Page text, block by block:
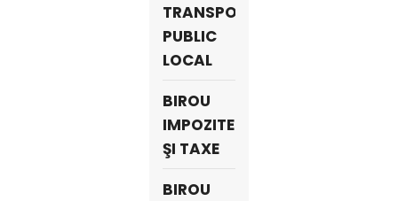
TRANSPORT
PUBLIC
LOCAL
BIROU
IMPOZITE
ŞI TAXE
BIROU